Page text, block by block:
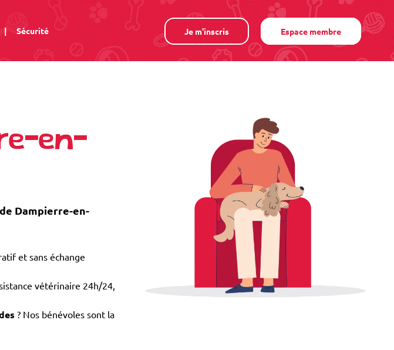
| Sécurité Je m'inscris Espace membre
en-
Dampierre-en-
et sans échange
vétérinaire 24h/24,
? Nos bénévoles sont la